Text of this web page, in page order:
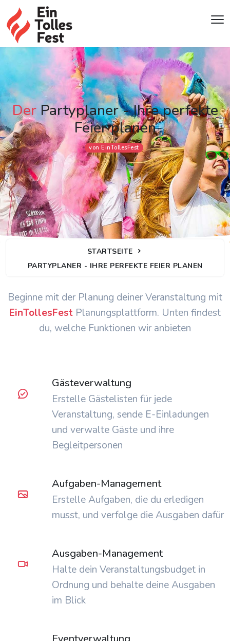
DerPartyplaner - Ihre perfekte
Feier planen
von EinTollesFest
STARTSEITE
PARTYPLANER - IHRE PERFEKTE FEIER PLANEN
Unsere Funktionen
Beginne mit der Planung deiner Veranstaltung mit
EinTollesFest Planungsplattform. Unten findest
du, welche Funktionen wir anbieten
Gästeverwaltung
Erstelle Gästelisten für jede
Veranstaltung, sende E-Einladungen
und verwalte Gäste und ihre
Begleitpersonen
Aufgaben-Management
Erstelle Aufgaben, die du erledigen
musst, und verfolge die Ausgaben dafür
Ausgaben-Management
Halte dein Veranstaltungsbudget in
Ordnung und behalte deine Ausgaben
im Blick